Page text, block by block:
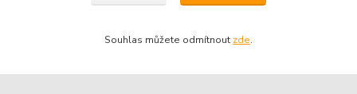
Souhlas můžete odmítnout zde.